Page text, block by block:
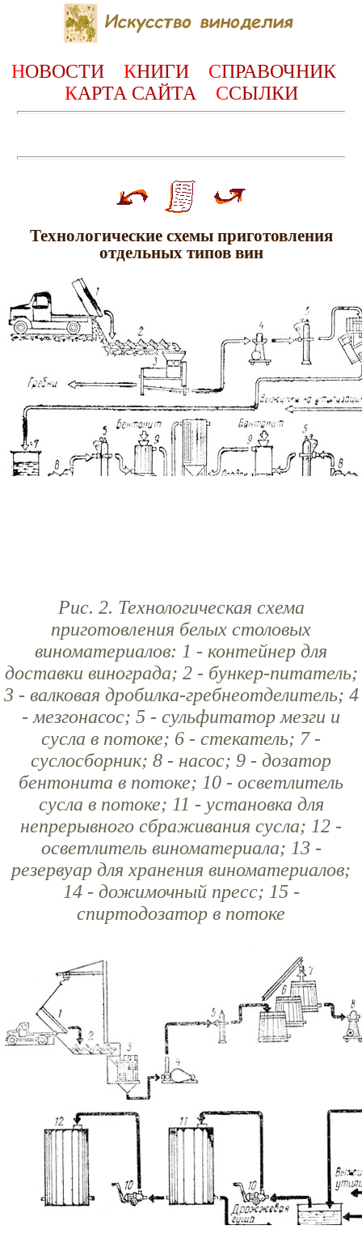
НОВОСТИ КНИГИ СПРАВОЧНИК
КАРТА САЙТА ССЫЛКИ
Технологические схемы приготовления
отдельных типов вин
Рис. 2. Технологическая схема
приготовления белых столовых
виноматериалов: 1 - контейнер для
доставки винограда; 2 - бункер-питатель;
3 - валковая дробилка-гребнеотделитель; 4
- мезгонасос; 5 - сульфитатор мезги и
сусла в потоке; 6 - стекатель; 7 -
суслосборник; 8 - насос; 9 - дозатор
бентонита в потоке; 10 - осветлитель
сусла в потоке; 11 - установка для
непрерывного сбраживания сусла; 12 -
осветлитель виноматериала; 13 -
резервуар для хранения виноматериалов;
14 - дожимочный пресс; 15 -
спиртодозатор в потоке